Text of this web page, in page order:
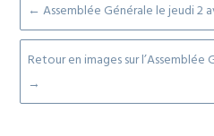
←Assemblée Générale le jeudi 2
Retour en images sur l’Assemblée
→